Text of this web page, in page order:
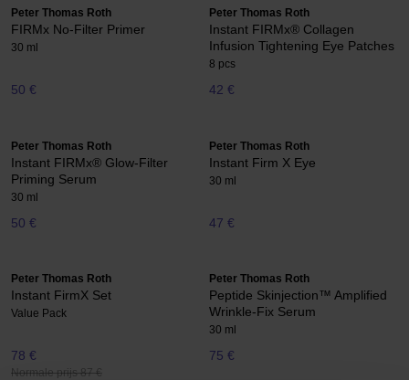
Peter Thomas Roth
FIRMx No-Filter Primer
30 ml
50 €
Peter Thomas Roth
Instant FIRMx® Collagen
Infusion Tightening Eye Patches
8 pcs
42 €
Peter Thomas Roth
Instant FIRMx® Glow-Filter
Priming Serum
30 ml
50 €
Peter Thomas Roth
Instant Firm X Eye
30 ml
47 €
Peter Thomas Roth
Instant FirmX Set
Value Pack
78 €
Normale prijs 87 €
Peter Thomas Roth
Peptide Skinjection™ Amplified
Wrinkle-Fix Serum
30 ml
75 €